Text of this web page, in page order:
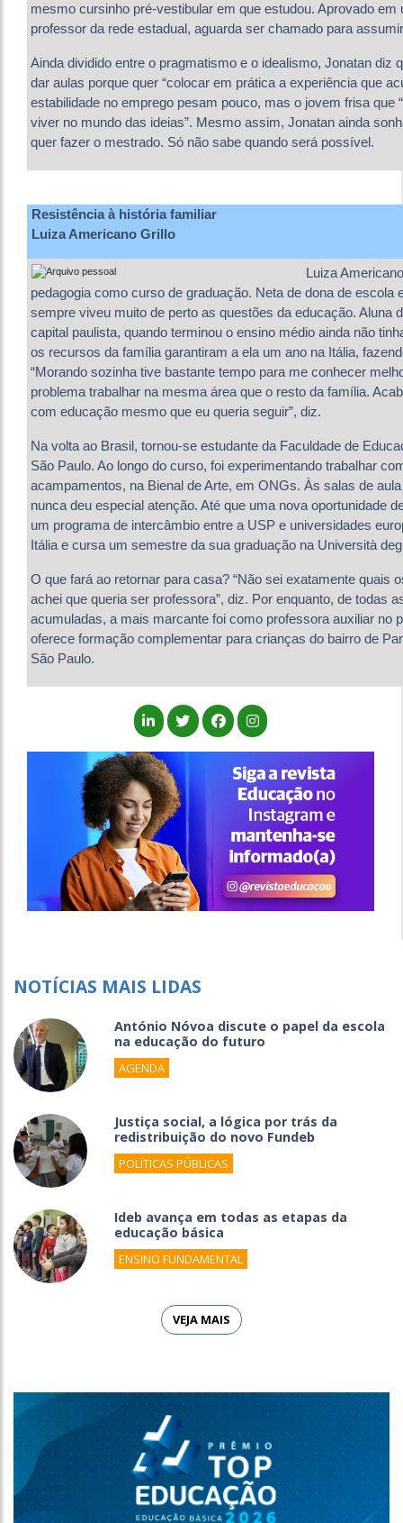
mesmo cursinho pré-vestibular em que estudou. Aprovado em
professor da rede estadual, aguarda ser chamado para
Ainda dividido entre o pragmatismo e o idealismo, Jonatan diz
dar aulas porque quer “colocar em prática a experiência que
estabilidade no emprego pesam pouco, mas o jovem frisa que
viver no mundo das ideias”. Mesmo assim, Jonatan ainda
quer fazer o mestrado. Só não sabe quando será possível.
Resistência à história familiar
Luiza Americano Grillo
Luiza
pedagogia como curso de graduação. Neta de dona de escola
sempre viveu muito de perto as questões da educação. Aluna
capital paulista, quando terminou o ensino médio ainda não
os recursos da família garantiram a ela um ano na Itália,
“Morando sozinha tive bastante tempo para me conhecer
problema trabalhar na mesma área que o resto da família.
com educação mesmo que eu queria seguir”, diz.
Na volta ao Brasil, tornou-se estudante da Faculdade de
São Paulo. Ao longo do curso, foi experimentando trabalhar
acampamentos, na Bienal de Arte, em ONGs. Às salas de
nunca deu especial atenção. Até que uma nova oportunidade
um programa de intercâmbio entre a USP e universidades
Itália e cursa um semestre da sua graduação na Università
O que fará ao retornar para casa? “Não sei exatamente quais
achei que queria ser professora”, diz. Por enquanto, de todas
acumuladas, a mais marcante foi como professora auxiliar no
oferece formação complementar para crianças do bairro de
São Paulo.
NOTÍCIAS MAIS LIDAS
António Nóvoa discute o papel da escola
na educação do futuro
AGENDA
Justiça social, a lógica por trás da
redistribuição do novo Fundeb
POLÍTICAS PÚBLICAS
Ideb avança em todas as etapas da
educação básica
ENSINO FUNDAMENTAL
VEJA MAIS